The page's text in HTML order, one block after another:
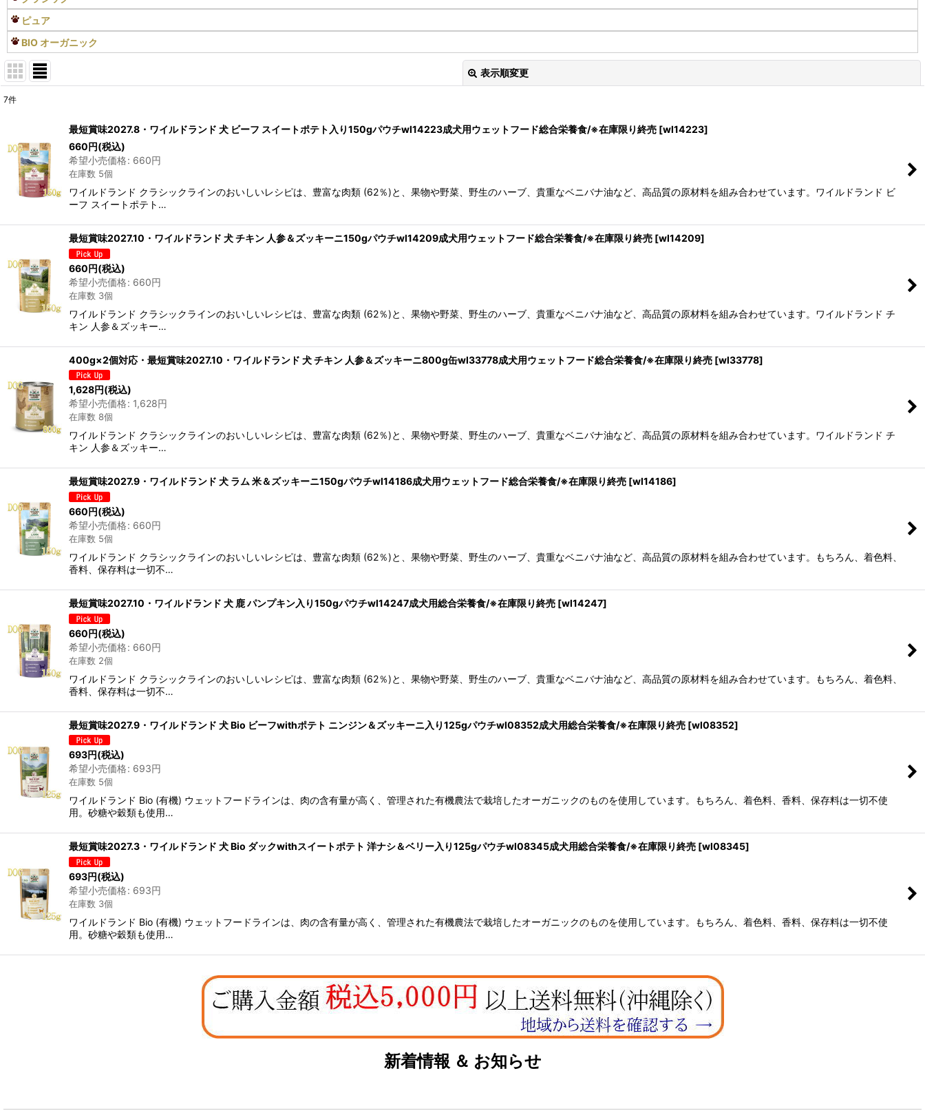
ピュア
BIO オーガニック
表示順変更
在庫あり
並び順:
7件
最短賞味2027.8・ワイルドランド 犬 ビーフ スイートポテト入り150gパウチwl14223成犬用ウェットフード総合栄養食/※在庫限り終売 [wl14223]
660円(税込)
希望小売価格: 660円
在庫数 5個
ワイルドランド クラシックラインのおいしいレシピは、豊富な肉類 (62％)と、果物や野菜、野生のハーブ、貴重なベニバナ油など、高品質の原材料を組み合わせています。ワイルドランド ビ
ーフ スイートポテト…
最短賞味2027.10・ワイルドランド 犬 チキン 人参＆ズッキーニ150gパウチwl14209成犬用ウェットフード総合栄養食/※在庫限り終売 [wl14209]
660円(税込)
希望小売価格: 660円
在庫数 3個
ワイルドランド クラシックラインのおいしいレシピは、豊富な肉類 (62％)と、果物や野菜、野生のハーブ、貴重なベニバナ油など、高品質の原材料を組み合わせています。ワイルドランド チ
キン 人参＆ズッキー…
400g×2個対応・最短賞味2027.10・ワイルドランド 犬 チキン 人参＆ズッキーニ800g缶wl33778成犬用ウェットフード総合栄養食/※在庫限り終売 [wl33778]
1,628円(税込)
希望小売価格: 1,628円
在庫数 8個
ワイルドランド クラシックラインのおいしいレシピは、豊富な肉類 (62％)と、果物や野菜、野生のハーブ、貴重なベニバナ油など、高品質の原材料を組み合わせています。ワイルドランド チ
キン 人参＆ズッキー…
最短賞味2027.9・ワイルドランド 犬 ラム 米＆ズッキーニ150gパウチwl14186成犬用ウェットフード総合栄養食/※在庫限り終売 [wl14186]
660円(税込)
希望小売価格: 660円
在庫数 5個
ワイルドランド クラシックラインのおいしいレシピは、豊富な肉類 (62％)と、果物や野菜、野生のハーブ、貴重なベニバナ油など、高品質の原材料を組み合わせています。もちろん、着色料、
香料、保存料は一切不…
最短賞味2027.10・ワイルドランド 犬 鹿 パンプキン入り150gパウチwl14247成犬用総合栄養食/※在庫限り終売 [wl14247]
660円(税込)
希望小売価格: 660円
在庫数 2個
ワイルドランド クラシックラインのおいしいレシピは、豊富な肉類 (62％)と、果物や野菜、野生のハーブ、貴重なベニバナ油など、高品質の原材料を組み合わせています。もちろん、着色料、
香料、保存料は一切不…
最短賞味2027.9・ワイルドランド 犬 Bio ビーフwithポテト ニンジン＆ズッキーニ入り125gパウチwl08352成犬用総合栄養食/※在庫限り終売 [wl08352]
693円(税込)
希望小売価格: 693円
在庫数 5個
ワイルドランド Bio (有機) ウェットフードラインは、肉の含有量が高く、管理された有機農法で栽培したオーガニックのものを使用しています。もちろん、着色料、香料、保存料は一切不使
用。砂糖や穀類も使用…
最短賞味2027.3・ワイルドランド 犬 Bio ダックwithスイートポテト 洋ナシ＆ベリー入り125gパウチwl08345成犬用総合栄養食/※在庫限り終売 [wl08345]
693円(税込)
希望小売価格: 693円
在庫数 3個
ワイルドランド Bio (有機) ウェットフードラインは、肉の含有量が高く、管理された有機農法で栽培したオーガニックのものを使用しています。もちろん、着色料、香料、保存料は一切不使
用。砂糖や穀類も使用…
新着情報 ＆ お知らせ